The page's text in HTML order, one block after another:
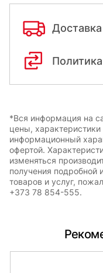
*Вся информация на
цены,
информационный
офертой.
изменяться
получения подробной
товаров и услуг,
+373 78 854-555.